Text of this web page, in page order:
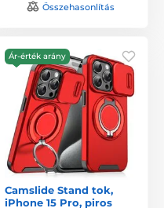
Összehasonlítás
Ár-érték arány
Camslide Stand tok,
iPhone 15 Pro, piros